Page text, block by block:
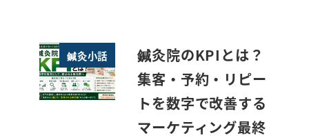
鍼灸小話
鍼灸院のKPIとは？
集客・予約・リピー
トを数字で改善する
マーケティング最終